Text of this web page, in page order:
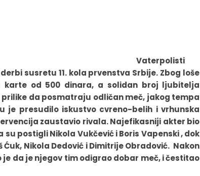
Vaterpolisti
susretu 11. kola prvenstva Srbije. Zbog loše
karte od 500 dinara, a solidan broj ljubitelja
prilike da posmatraju odličan meč, jakog tempa
je presudilo iskustvo cvreno-belih i vrhunska
zaustavio rivala. Najefikasniji akter bio
postigli Nikola Vukčević i Boris Vapenski , dok
Nikola Dedović i Dimitrije Obradović. Nakon
da je njegov tim odigrao dobar meč, i čestitao